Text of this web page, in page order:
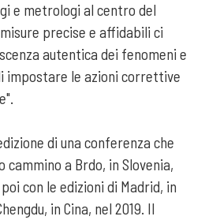
e metrologi al centro del
precise e affidabili ci
autentica dei fenomeni e
impostare le azioni correttive
di una conferenza che
a Brdo, in Slovenia,
con le edizioni di Madrid, in
in Cina, nel 2019. Il